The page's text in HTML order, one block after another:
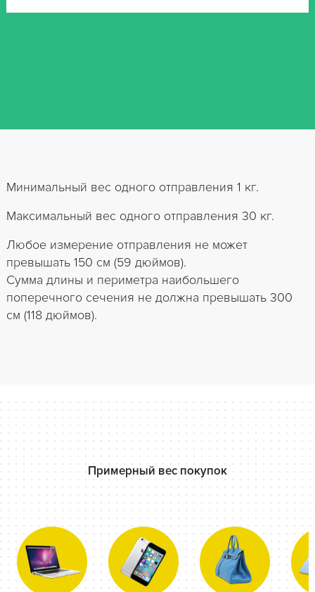
Минимальный вес одного отправления 1 кг.
Максимальный вес одного отправления 30 кг.
Любое измерение отправления не может
превышать 150 см (59 дюймов).
Сумма длины и периметра наибольшего
поперечного сечения не должна превышать 300
см (118 дюймов).
Примерный вес покупок